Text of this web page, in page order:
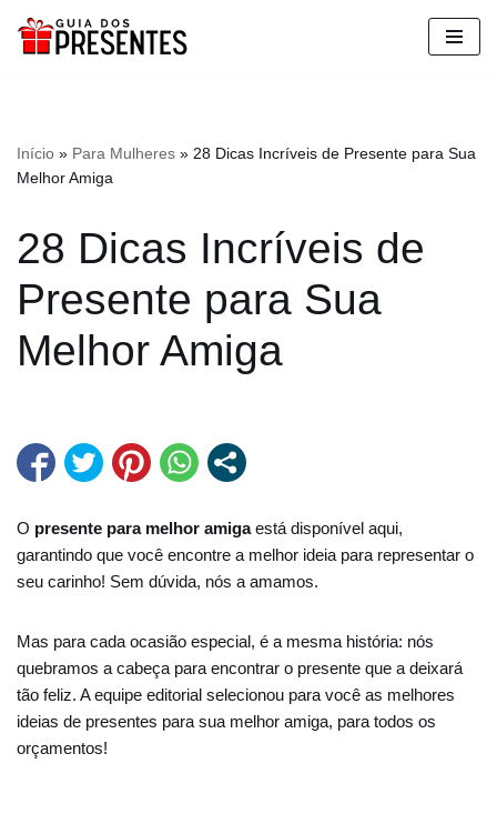
Pular
Início » Para Mulheres » 28 Dicas Incríveis de Presente para Sua
Melhor Amiga
28 Dicas Incríveis de
Presente para Sua
Melhor Amiga
O presente para melhor amigaestá disponível aqui,
garantindo que você encontre a melhor ideia para representar o
seu carinho! Sem dúvida, nós a amamos.
Mas para cada ocasião especial, é a mesma história: nós
quebramos a cabeça para encontrar o presente que a deixará
tão feliz. A equipe editorial selecionou para você as melhores
ideias de presentes para sua melhor amiga, para todos os
orçamentos!